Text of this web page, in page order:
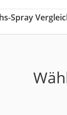
Spray